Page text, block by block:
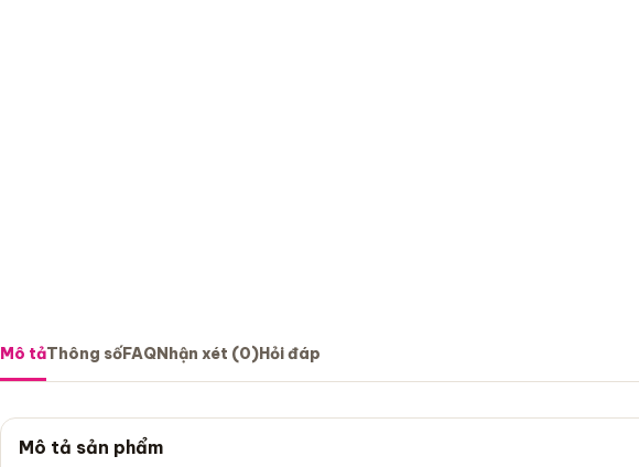
Mô tảThông sốFAQNhận xét (0)Hỏi đáp
Mô tả sản phẩm